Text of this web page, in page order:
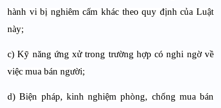
hành vi bị nghiêm cấm khác theo quy định của Luật
này;
c) Kỹ năng ứng xử trong trường hợp có nghi ngờ về
việc mua bán người;
d) Biện pháp, kinh nghiệm phòng, chống mua bán